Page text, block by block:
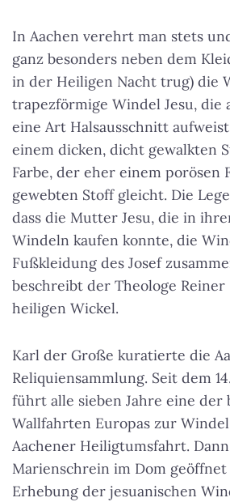
In Aachen verehrt man stets
ganz besonders neben dem
in der Heiligen Nacht trug) die
trapezförmige Windel Jesu, die
eine Art Halsausschnitt
einem dicken, dicht gewalkten
Farbe, der eher einem porösen
gewebten Stoff gleicht. Die
dass die Mutter Jesu, die in
Windeln kaufen konnte, die
Fußkleidung des Josef
beschreibt der Theologe Reiner
heiligen Wickel.
Karl der Große kuratierte die
Reliquiensammlung. Seit dem
führt alle sieben Jahre eine der
Wallfahrten Europas zur
Aachener Heiligtumsfahrt.
Marienschrein im Dom
Erhebung der jesuanischen